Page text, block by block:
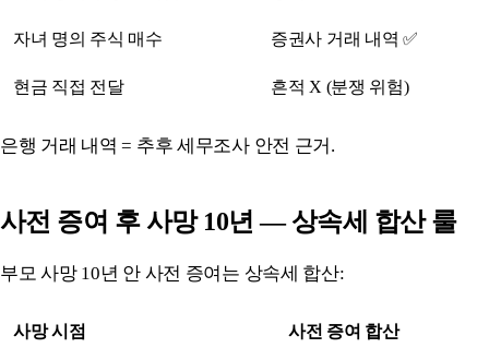
자녀 명의 주식 매수 증권사 거래 내역 ✅
현금 직접 전달 흔적 X (분쟁 위험)
은행 거래 내역 = 추후 세무조사 안전 근거.
사전 증여 후 사망 10년 — 상속세 합산 룰
부모 사망 10년 안 사전 증여는 상속세 합산:
사망 시점 사전 증여 합산